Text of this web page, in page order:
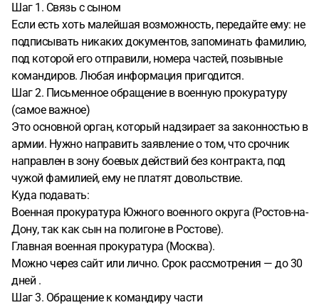
Шаг 1. Связь с сыном
Если есть хоть малейшая возможность, передайте ему: не
подписывать никаких документов, запоминать фамилию,
под которой его отправили, номера частей, позывные
командиров. Любая информация пригодится.
Шаг 2. Письменное обращение в военную прокуратуру
(самое важное)
Это основной орган, который надзирает за законностью в
армии. Нужно направить заявление о том, что срочник
направлен в зону боевых действий без контракта, под
чужой фамилией, ему не платят довольствие.
Куда подавать:
Военная прокуратура Южного военного округа (Ростов-на-
Дону, так как сын на полигоне в Ростове).
Главная военная прокуратура (Москва).
Можно через сайт или лично. Срок рассмотрения — до 30
дней .
Шаг 3. Обращение к командиру части